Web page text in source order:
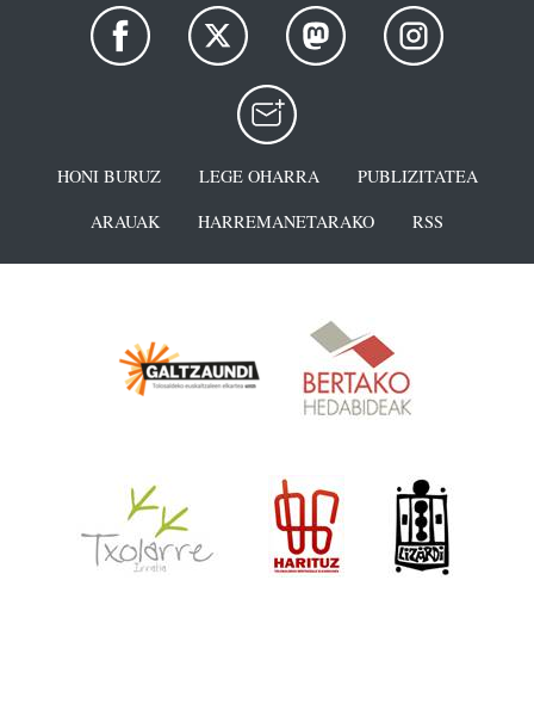
HONI BURUZ LEGE OHARRA
PUBLIZITATEA
ARAUAK
HARREMANETARAKO RSS